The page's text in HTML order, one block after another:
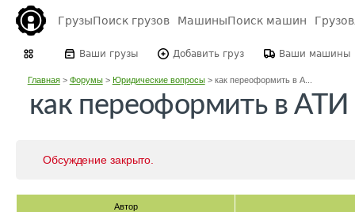
ГрузыПоиск грузов МашиныПоиск машин
Ваши грузы Добавить груз Ваши машины
Главная> Форумы> Юридические вопросы> как переоформить в А...
как переоформить в
Обсуждение закрыто.
Автор